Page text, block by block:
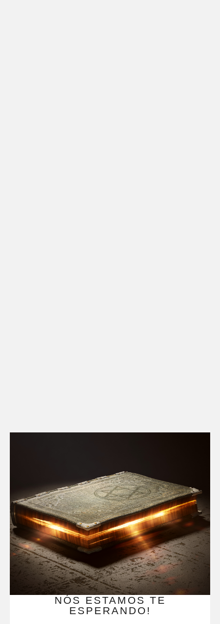
NÓS ESTAMOS TE
ESPERANDO!